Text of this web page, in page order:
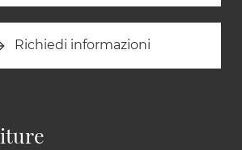
Richiedi informazioni